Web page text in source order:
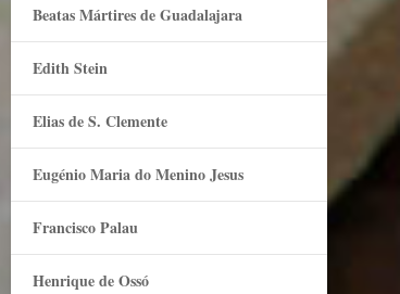
Beatas Mártires de Guadalajara
Edith Stein
Elias de S. Clemente
Eugénio Maria do Menino Jesus
Francisco Palau
Henrique de Ossó